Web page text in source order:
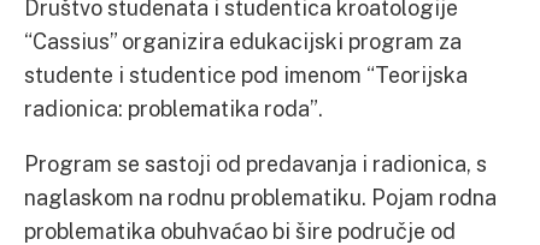
Društvo studenata i studentica kroatologije
“Cassius” organizira edukacijski program za
studente i studentice pod imenom “Teorijska
radionica: problematika roda”.
Program se sastoji od predavanja i radionica, s
naglaskom na rodnu problematiku. Pojam rodna
problematika obuhvaćao bi šire područje od